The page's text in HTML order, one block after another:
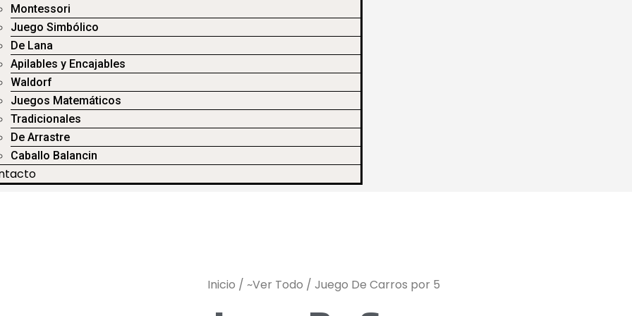
Montessori
Juego Simbólico
De Lana
Apilables y Encajables
Waldorf
Juegos Matemáticos
Tradicionales
De Arrastre
Caballo Balancin
Inicio / ~Ver Todo / Juego De Carros por 5